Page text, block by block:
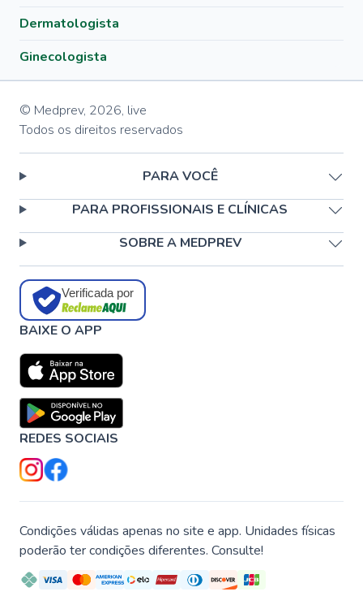
Dermatologista
Ginecologista
© Medprev, 2026, live
Todos os direitos reservados
PARA VOCÊ
PARA PROFISSIONAIS E CLÍNICAS
SOBRE A MEDPREV
Verificada por
BAIXE O APP
REDES SOCIAIS
Condições válidas apenas no site e app. Unidades físicas
poderão ter condições diferentes. Consulte!